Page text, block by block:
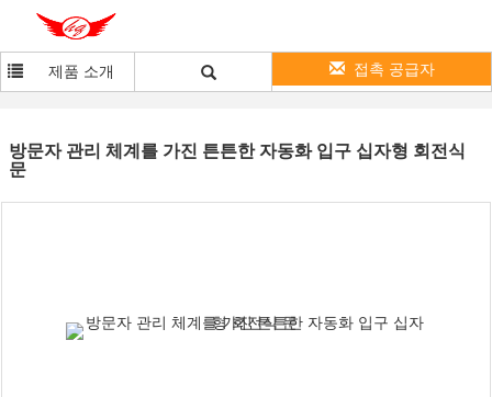
제품 소개 접촉 공급자
방문자 관리 체계를 가진 튼튼한 자동화 입구 십자형 회전식
문